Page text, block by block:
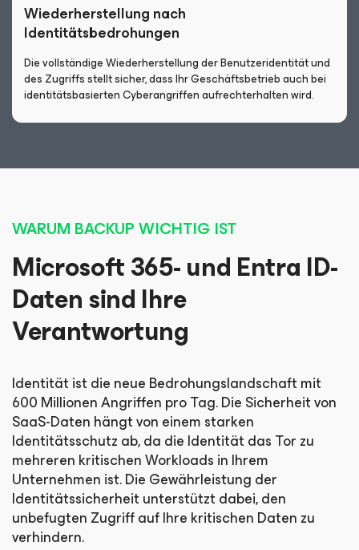
Wiederherstellung nach
Identitätsbedrohungen
Die vollständige Wiederherstellung der Benutzeridentität und
des Zugriffs stellt sicher, dass Ihr Geschäftsbetrieb auch bei
identitätsbasierten Cyberangriffen aufrechterhalten wird.
WARUM BACKUP WICHTIG IST
Microsoft 365- und Entra ID-
Daten sind Ihre
Verantwortung
Identität ist die neue Bedrohungslandschaft mit
600 Millionen Angriffen pro Tag. Die Sicherheit von
SaaS-Daten hängt von einem starken
Identitätsschutz ab, da die Identität das Tor zu
mehreren kritischen Workloads in Ihrem
Unternehmen ist. Die Gewährleistung der
Identitätssicherheit unterstützt dabei, den
unbefugten Zugriff auf Ihre kritischen Daten zu
verhindern.